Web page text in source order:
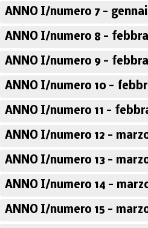
ANNO I/numero 7 -
ANNO I/numero 8 -
ANNO I/numero 9 -
ANNO I/numero 10 -
ANNO I/numero 11 -
ANNO I/numero 12 -
ANNO I/numero 13 -
ANNO I/numero 14 -
ANNO I/numero 15 -
46fascicoli sfogliabili